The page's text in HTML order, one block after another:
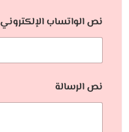
نص الواتساب الإلكتروني
نص الرسالة